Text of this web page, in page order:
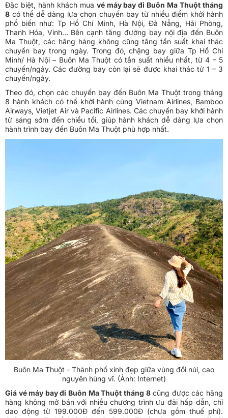
Đặc biệt, hành khách mua vé máy bay đi Buôn Ma Thuột tháng
8 có thể dễ dàng lựa chọn chuyến bay từ nhiều điểm khởi hành
phổ biến như: Tp Hồ Chí Minh, Hà Nội, Đà Nẵng, Hải Phòng,
Thanh Hóa, Vinh… Bên cạnh tăng đường bay nội địa đến Buôn
Ma Thuột, các hãng hàng không cũng tăng tần suất khai thác
chuyến bay trong ngày. Trong đó, chặng bay giữa Tp Hồ Chí
Minh/ Hà Nội – Buôn Ma Thuột có tần suất nhiều nhất, từ 4 – 5
chuyến/ngày. Các đường bay còn lại sẽ được khai thác từ 1 – 3
chuyến/ngày.
Theo đó, chọn các chuyến bay đến Buôn Ma Thuột trong tháng
8 hành khách có thể khởi hành cùng Vietnam Airlines, Bamboo
Airways, Vietjet Air và Pacific Airlines. Các chuyến bay khởi hành
từ sáng sớm đến chiều tối, giúp hành khách dễ dàng lựa chọn
hành trình bay đến Buôn Ma Thuột phù hợp nhất.
Buôn Ma Thuột - Thành phố xinh đẹp giữa vùng đối núi, cao
nguyên hùng vĩ. (Ảnh: Internet)
Giá vé máy bay đi Buôn Ma Thuột tháng 8cũng được các hãng
hàng không mở bán với nhiều chương trình ưu đãi hấp dẫn, chỉ
dao động từ 199.000Đ đến 599.000Đ (chưa gồm thuế phí).